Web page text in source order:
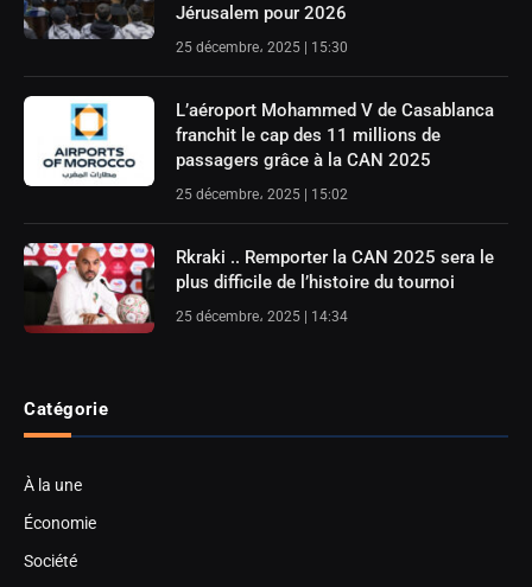
Jérusalem pour 2026
25 décembre، 2025 | 15:30
L’aéroport Mohammed V de Casablanca
franchit le cap des 11 millions de
passagers grâce à la CAN 2025
25 décembre، 2025 | 15:02
Rkraki .. Remporter la CAN 2025 sera le
plus difficile de l’histoire du tournoi
25 décembre، 2025 | 14:34
Catégorie
À la une
Économie
Société